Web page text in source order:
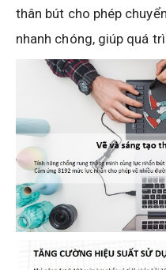
thân bút cho phép
nhanh chóng, giúp quá